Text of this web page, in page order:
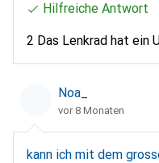
Hilfreiche Antwort
2 Das Lenkrad hat ein
Noa_
vor 8 Monaten
kann ich mit dem